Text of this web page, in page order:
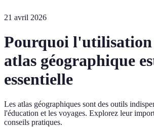
21 avril 2026
Pourquoi
atlas géographique
essentielle
Les atlas géographiques sont des outils
l'éducation et les voyages. Explorez leur
conseils pratiques.